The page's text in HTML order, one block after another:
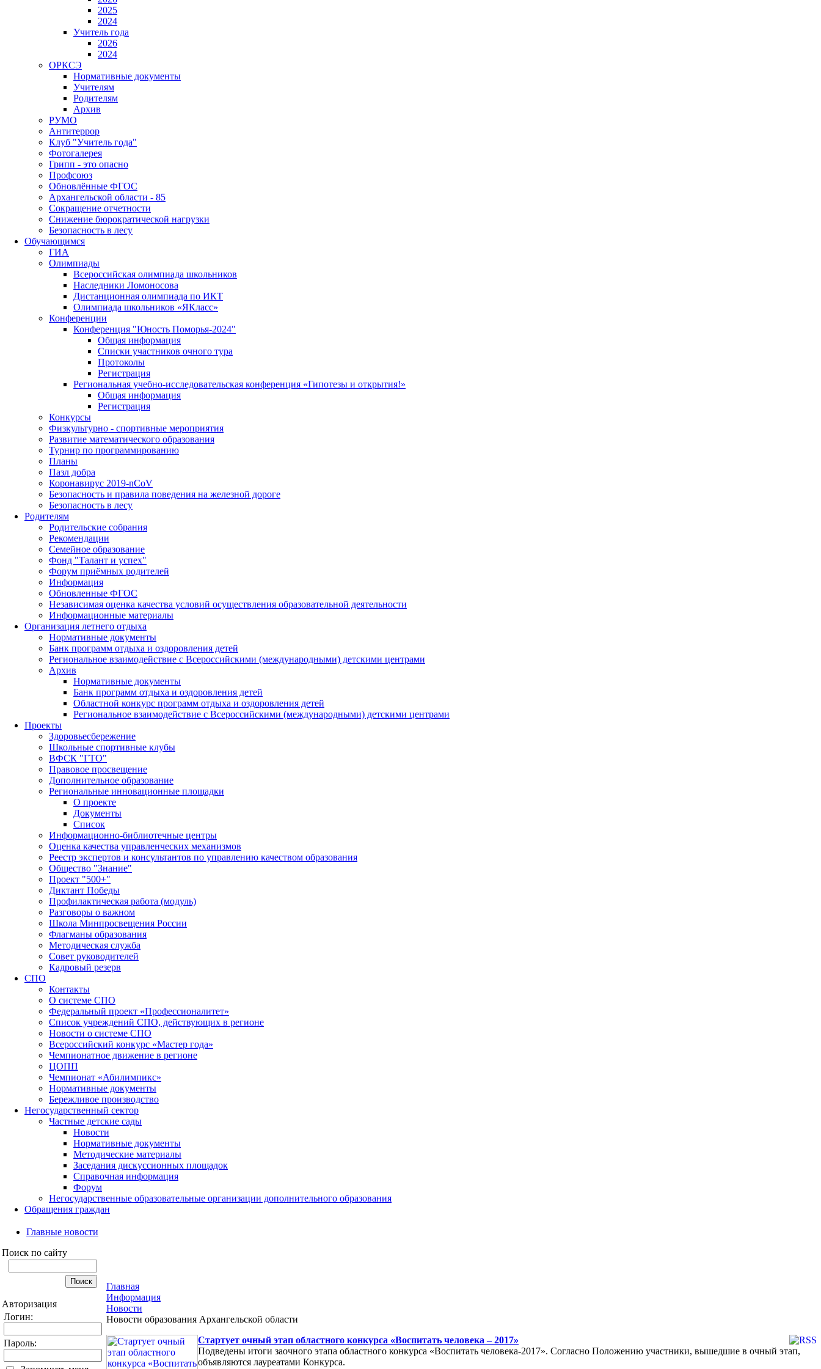
2025
2024
Учитель года
2026
2024
ОРКСЭ
Нормативные документы
Учителям
Родителям
Архив
РУМО
Антитеррор
Клуб "Учитель года"
Фотогалерея
Грипп - это опасно
Профсоюз
Обновлённые ФГОС
Архангельской области - 85
Сокращение отчетности
Снижение бюрократической нагрузки
Безопасность в лесу
Обучающимся
ГИА
Олимпиады
Всероссийская олимпиада школьников
Наследники Ломоносова
Дистанционная олимпиада по ИКТ
Олимпиада школьников «ЯКласс»
Конференции
Конференция "Юность Поморья-2024"
Общая информация
Списки участников очного тура
Протоколы
Регистрация
Региональная учебно-исследовательская конференция «Гипотезы и открытия!»
Общая информация
Регистрация
Конкурсы
Физкультурно - спортивные мероприятия
Развитие математического образования
Турнир по программированию
Планы
Пазл добра
Коронавирус 2019-nCoV
Безопасность и правила поведения на железной дороге
Безопасность в лесу
Родителям
Родительские собрания
Рекомендации
Семейное образование
Фонд "Талант и успех"
Форум приёмных родителей
Информация
Обновленные ФГОС
Независимая оценка качества условий осуществления образовательной деятельности
Информационные материалы
Организация летнего отдыха
Нормативные документы
Банк программ отдыха и оздоровления детей
Региональное взаимодействие с Всероссийскими (международными) детскими центрами
Архив
Нормативные документы
Банк программ отдыха и оздоровления детей
Областной конкурс программ отдыха и оздоровления детей
Региональное взаимодействие с Всероссийскими (международными) детскими центрами
Проекты
Здоровьесбережение
Школьные спортивные клубы
ВФСК "ГТО"
Правовое просвещение
Дополнительное образование
Региональные инновационные площадки
О проекте
Документы
Список
Информационно-библиотечные центры
Оценка качества управленческих механизмов
Реестр экспертов и консультантов по управлению качеством образования
Общество "Знание"
Проект "500+"
Диктант Победы
Профилактическая работа (модуль)
Разговоры о важном
Школа Минпросвещения России
Флагманы образования
Методическая служба
Совет руководителей
Кадровый резерв
СПО
Контакты
О системе СПО
Федеральный проект «Профессионалитет»
Список учреждений СПО, действующих в регионе
Новости о системе СПО
Всероссийский конкурс «Мастер года»
Чемпионатное движение в регионе
ЦОПП
Чемпионат «Абилимпикс»
Нормативные документы
Бережливое производство
Негосударственный сектор
Частные детские сады
Новости
Нормативные документы
Методические материалы
Заседания дискуссионных площадок
Справочная информация
Форум
Негосударственные образовательные организации дополнительного образования
Обращения граждан
Главные новости
Поиск по сайту
Авторизация
Логин:
Пароль:
Главная
Информация
Новости
Новости образования Архангельской области
Cтартует очный этап областного конкурса «Воспитать человека – 2017»
Подведены итоги заочного этапа областного конкурса «Воспитать человека-2017». Согласно Положению участники, вышедшие в очный этап,
объявляются лауреатами Конкурса.